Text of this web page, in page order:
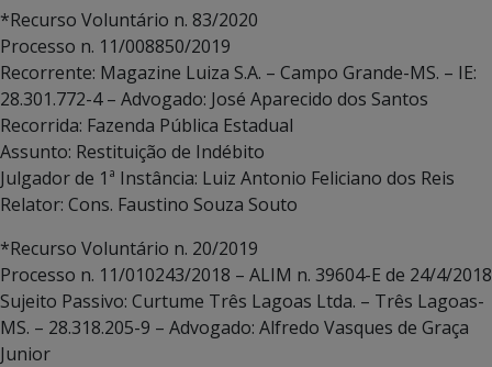
*Recurso Voluntário n. 83/2020
Processo n. 11/008850/2019
Recorrente: Magazine Luiza S.A. – Campo Grande-MS. – IE:
28.301.772-4 – Advogado: José Aparecido dos Santos
Recorrida: Fazenda Pública Estadual
Assunto: Restituição de Indébito
Julgador de 1ª Instância: Luiz Antonio Feliciano dos Reis
Relator: Cons. Faustino Souza Souto
*Recurso Voluntário n. 20/2019
Processo n. 11/010243/2018 – ALIM n. 39604-E de 24/4/2018
Sujeito Passivo: Curtume Três Lagoas Ltda. – Três Lagoas-
MS. – 28.318.205-9 – Advogado: Alfredo Vasques de Graça
Junior